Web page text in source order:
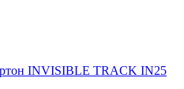
INVISIBLE TRACK IN25